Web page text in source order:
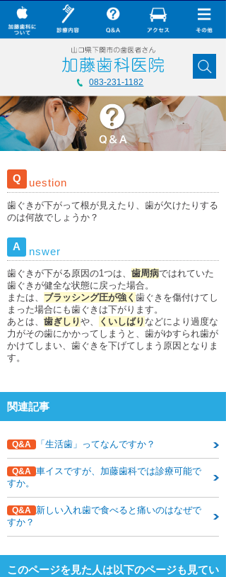
Q uestion
歯ぐきが下がって根が見えたり、歯が欠けたりする
のは何故でしょうか？
A nswer
歯ぐきが下がる原因の1つは、 歯周病ではれていた
歯ぐきが健全な状態に戻った場合。
または、 ブラッシング圧が強く 歯ぐきを傷付けてし
まった場合にも歯ぐきは下がります。
あとは、 歯ぎしりや、 くいしばり などにより過度な
力がその歯にかかってしまうと、歯がゆすられ歯が
かけてしまい、歯ぐきを下げてしまう原因となりま
す。
関連記事
Q&A 「生活歯」ってなんですか？
Q&A
車イスですが、加藤歯科では診療可能で
すか。
Q&A
新しい入れ歯で食べると痛いのはなぜで
すか？
このページを見た人は以下のページも見てい
× CLOSE
加藤歯科について
診療内容
Q&A
コラム
ダウンロード
加藤歯科ブログ
下関観光ガイド
年賀状・暑中お見舞い